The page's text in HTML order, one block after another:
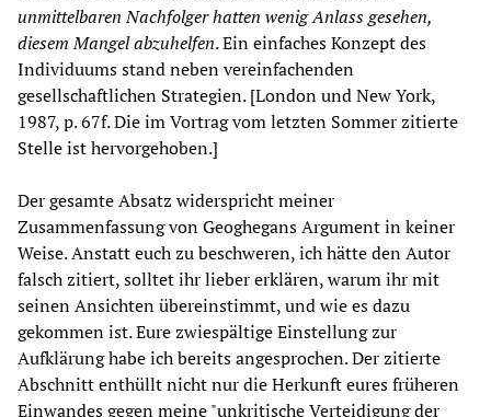
unmittelbaren Nachfolger hatten wenig Anlass gesehen,
diesem Mangel abzuhelfen. Ein einfaches Konzept des
Individuums stand neben vereinfachenden
gesellschaftlichen Strategien. [London und New York,
1987, p. 67f. Die im Vortrag vom letzten Sommer zitierte
Stelle ist hervorgehoben.]
Der gesamte Absatz widerspricht meiner
Zusammenfassung von Geoghegans Argument in keiner
Weise. Anstatt euch zu beschweren, ich hätte den Autor
falsch zitiert, solltet ihr lieber erklären, warum ihr mit
seinen Ansichten übereinstimmt, und wie es dazu
gekommen ist. Eure zwiespältige Einstellung zur
Aufklärung habe ich bereits angesprochen. Der zitierte
Abschnitt enthüllt nicht nur die Herkunft eures früheren
Einwandes gegen meine "unkritische Verteidigung der